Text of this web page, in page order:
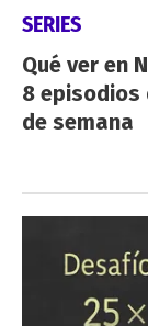
SERIES
Qué ver en
8 episodios
de semana